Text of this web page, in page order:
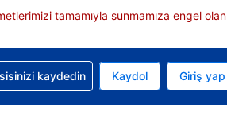
tamamıyla sunmamıza engel olan
para biriminiz ABD doları
diliniz Türkçe
ilgili yardım alın
kaydedin Kaydol Giriş yap